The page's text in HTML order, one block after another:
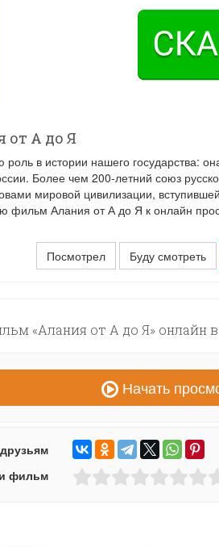
А до Я
в истории нашего государства:
Более чем 200-летний союз
мировой цивилизации,
Алания от А до Я к онлайн
Посмотрел
Буду смотреть
«Алания от А до Я» онлайн
Начать
фильм